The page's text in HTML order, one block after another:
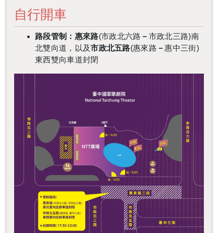
自行開車
路段管制：惠來路(市政北六路 － 市政北三路)南
北雙向道，以及市政北五路(惠來路 －惠中三街)
東西雙向車道封閉